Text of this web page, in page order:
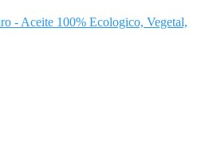
- Aceite 100% Ecologico, Vegetal,